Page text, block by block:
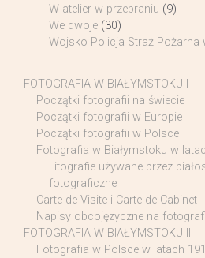
W atelier w przebraniu (9)
We dwoje (30)
Wojsko Policja Straż Pożarna
FOTOGRAFIA W BIAŁYMSTOKU I
Początki fotografii na świecie
Początki fotografii w Europie
Początki fotografii w Polsce
Fotografia w Białymstoku w
Litografie używane przez
fotograficzne
Carte de Visite i Carte de Cabinet
Napisy obcojęzyczne na
FOTOGRAFIA W BIAŁYMSTOKU II
Fotografia w Polsce w latach